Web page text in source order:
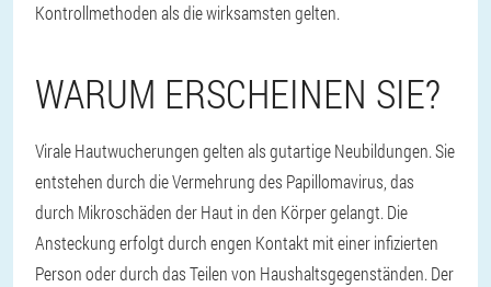
Kontrollmethoden als die wirksamsten gelten.
WARUM ERSCHEINEN SIE?
Virale Hautwucherungen gelten als gutartige Neubildungen. Sie
entstehen durch die Vermehrung des Papillomavirus, das
durch Mikroschäden der Haut in den Körper gelangt. Die
Ansteckung erfolgt durch engen Kontakt mit einer infizierten
Person oder durch das Teilen von Haushaltsgegenständen. Der